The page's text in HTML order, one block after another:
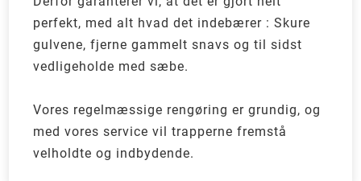
perfekt, med alt hvad det indebærer : Skure
gulvene, fjerne gammelt snavs og til sidst
vedligeholde med sæbe.
Vores regelmæssige rengøring er grundig, og
med vores service vil trapperne fremstå
velholdte og indbydende.